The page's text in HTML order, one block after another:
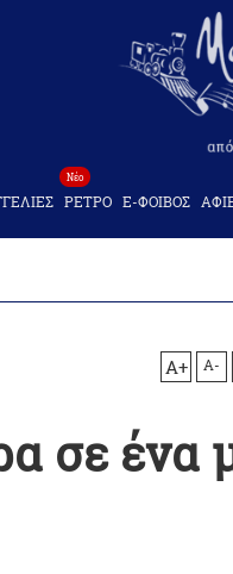
Νέο
ΡΕΤΡΟ Ε-ΦΟΙΒΟΣ
A+ A-
σε ένα